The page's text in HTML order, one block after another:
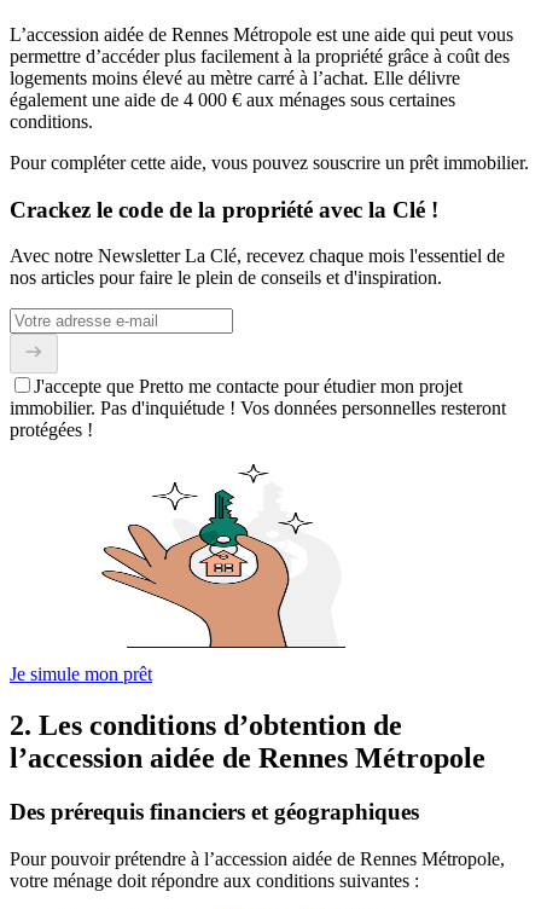
L’accession aidée de Rennes Métropole est une aide qui peut vous
permettre d’accéder plus facilement à la propriété grâce à coût des
logements moins élevé au mètre carré à l’achat. Elle délivre
également une aide de 4 000 € aux ménages sous certaines
conditions.
Pour compléter cette aide, vous pouvez souscrire un prêt immobilier.
Crackez le code de la propriété avec la Clé !
Avec notre Newsletter La Clé, recevez chaque mois l'essentiel de
nos articles pour faire le plein de conseils et d'inspiration.
J'accepte que Pretto me contacte pour étudier mon projet
immobilier. Pas d'inquiétude ! Vos données personnelles resteront
protégées !
Je simule mon prêt
2. Les conditions d’obtention de
l’accession aidée de Rennes Métropole
Des prérequis financiers et géographiques
Pour pouvoir prétendre à l’accession aidée de Rennes Métropole,
votre ménage doit répondre aux conditions suivantes :